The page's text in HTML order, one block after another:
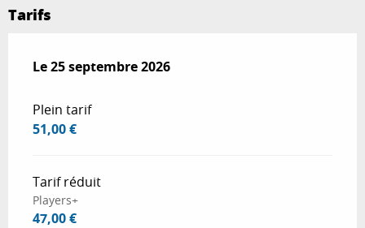
Tarifs
Le25 septembre 2026
Le25 septembre 2026
Plein tarif
51,00 €
Tarif réduit
Players+
47,00 €